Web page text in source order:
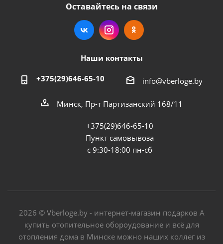
Оставайтесь на связи
Наши контакты
+375(29)646-65-10 info@vberloge.by
Минск, Пр-т Партизанский 168/11
+375(29)646-65-10
Пункт самовывоза
с 9:30-18:00 пн-сб
2026 © Vberloge.by - интернет-магазин подарков А
купить отопительное обороудование и всё для
отопления дома в Минске можно наших коллег из